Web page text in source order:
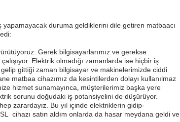
yapamayacak duruma geldiklerini dile getiren matbaacı
Gerek bilgisayarlarımız ve gerekse
Elektrik olmadığı zamanlarda ise hiçbir iş
gittiği zaman bilgisayar ve makinelerimizde ciddi
matbaa cihazımız da kesintilerden dolayı kullanılmaz
hizmet sunamayınca, müşterilerimiz başka yere
sorunu doğudaki iş potansiyelini de düşürüyor.
zarardayız. Bu yıl içinde elektriklerin gidip-
cihazı satın aldım onlarda da hasar meydana geldi ve